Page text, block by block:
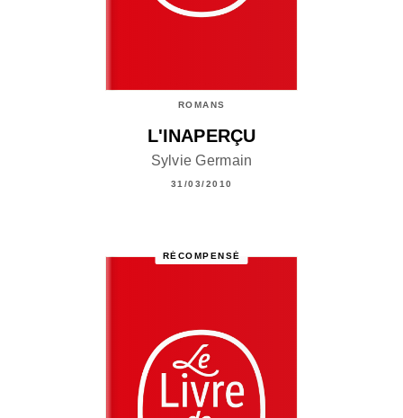
ROMANS
L'INAPERÇU
Sylvie Germain
31/03/2010
RÉCOMPENSÉ